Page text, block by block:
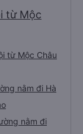
từ Mộc
từ Mộc Châu
nằm đi Hà
nằm đi